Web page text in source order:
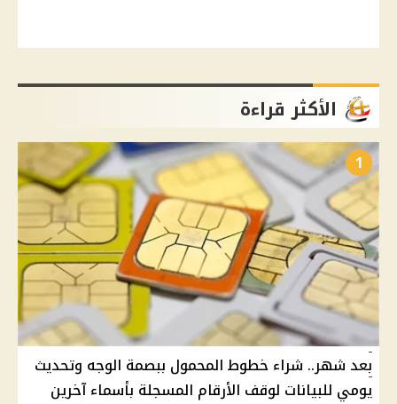
الأكثر قراءة
1
بعد شهر.. شراء خطوط المحمول ببصمة الوجه وتحديث
يومي للبيانات لوقف الأرقام المسجلة بأسماء آخرين